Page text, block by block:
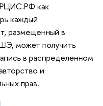
как
каждый
размещенный в
может получить
в распределенном
и
прав.